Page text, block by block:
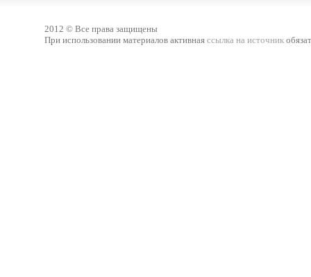
2012 © Все права защищены
При использовании материалов активная ссылка на источник